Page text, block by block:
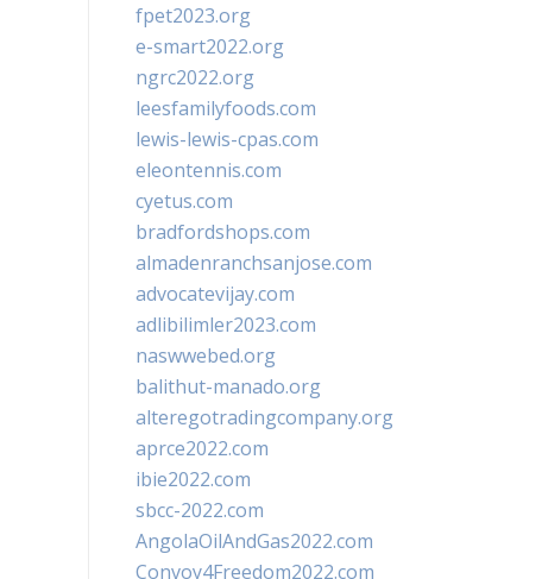
fpet2023.org
e-smart2022.org
ngrc2022.org
leesfamilyfoods.com
lewis-lewis-cpas.com
eleontennis.com
cyetus.com
bradfordshops.com
almadenranchsanjose.com
advocatevijay.com
adlibilimler2023.com
naswwebed.org
balithut-manado.org
alteregotradingcompany.org
aprce2022.com
ibie2022.com
sbcc-2022.com
AngolaOilAndGas2022.com
Convoy4Freedom2022.com